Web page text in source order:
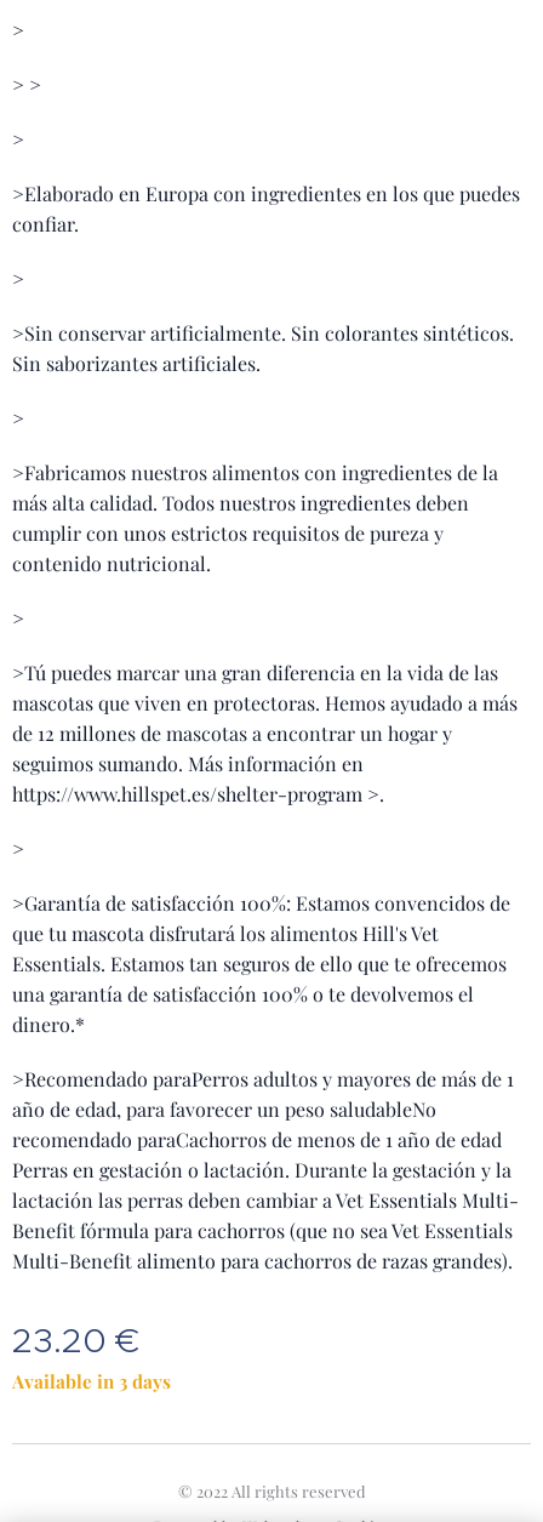
>
> >
>
>Elaborado en Europa con ingredientes en los que puedes
confiar.
>
>Sin conservar artificialmente. Sin colorantes sintéticos.
Sin saborizantes artificiales.
>
>Fabricamos nuestros alimentos con ingredientes de la
más alta calidad. Todos nuestros ingredientes deben
cumplir con unos estrictos requisitos de pureza y
contenido nutricional.
>
>Tú puedes marcar una gran diferencia en la vida de las
mascotas que viven en protectoras. Hemos ayudado a más
de 12 millones de mascotas a encontrar un hogar y
seguimos sumando. Más información en
https://www.hillspet.es/shelter-program >.
>
>Garantía de satisfacción 100%: Estamos convencidos de
que tu mascota disfrutará los alimentos Hill's Vet
Essentials. Estamos tan seguros de ello que te ofrecemos
una garantía de satisfacción 100% o te devolvemos el
dinero.*
>Recomendado paraPerros adultos y mayores de más de 1
año de edad, para favorecer un peso saludableNo
recomendado paraCachorros de menos de 1 año de edad
Perras en gestación o lactación. Durante la gestación y la
lactación las perras deben cambiar a Vet Essentials Multi-
Benefit fórmula para cachorros (que no sea Vet Essentials
Multi-Benefit alimento para cachorros de razas grandes).
23.20 €
Available in 3 days
© 2022 All rights reserved